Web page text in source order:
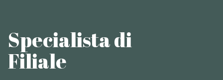
Specialista di
Filiale